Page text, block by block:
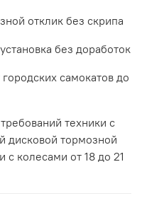
отклик без скрипа
без доработок
самокатов до
техники с
дисковой тормозной
с колесами от 18 до 21